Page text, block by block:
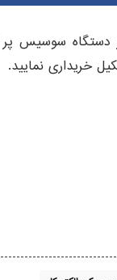
خریداری نمایید.